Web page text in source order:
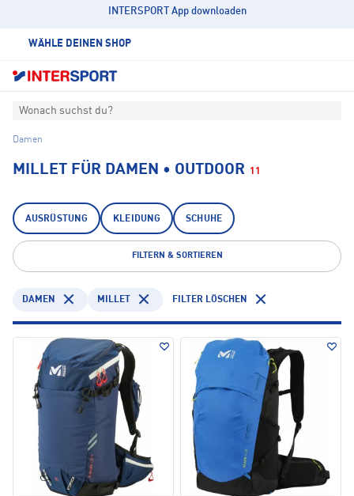
INTERSPORT App downloaden
WÄHLE DEINEN SHOP
Wonach suchst du?
Damen
MILLET FÜR DAMEN • OUTDOOR 11
AUSRÜSTUNG KLEIDUNG SCHUHE
FILTERN & SORTIEREN
DAMEN MILLET FILTER LÖSCHEN